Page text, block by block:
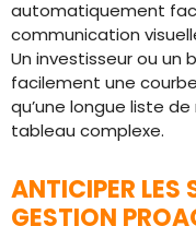
automatiquement
communication
Un investisseur ou un
facilement une
qu’une longue liste
tableau complexe.
ANTICIPER LES
GESTION